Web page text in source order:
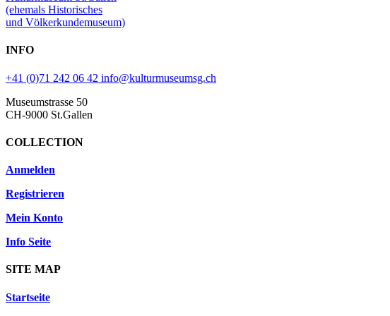
(ehemals Historisches
und Völkerkundemuseum)
INFO
+41 (0)71 242 06 42 info@kulturmuseumsg.ch
Museumstrasse 50
CH-9000 St.Gallen
COLLECTION
Anmelden
Registrieren
Mein Konto
Info Seite
SITE MAP
Startseite